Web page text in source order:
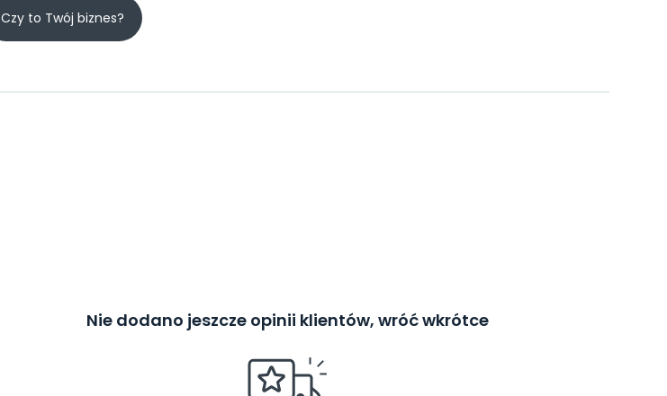
Czy to Twój biznes?
Nie dodano jeszcze opinii klientów, wróć wkrótce